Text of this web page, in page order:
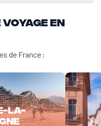
en
de France :
la-